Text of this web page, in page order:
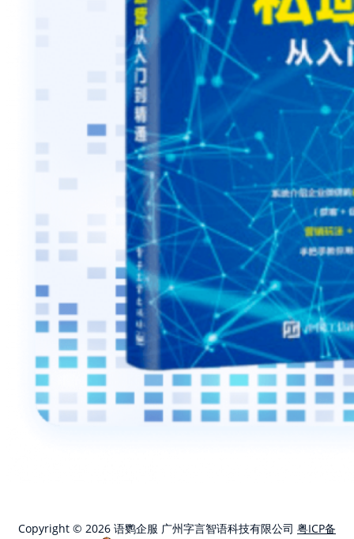
Copyright © 2026 语鹦企服 广州字言智语科技有限公司 粤ICP备